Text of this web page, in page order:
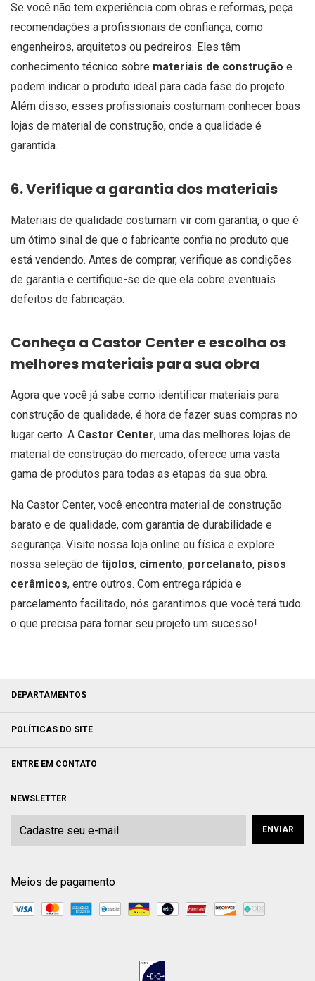
Se você não tem experiência com obras e reformas, peça
recomendações a profissionais de confiança, como
engenheiros, arquitetos ou pedreiros. Eles têm
conhecimento técnico sobre materiais de construção e
podem indicar o produto ideal para cada fase do projeto.
Além disso, esses profissionais costumam conhecer boas
lojas de material de construção, onde a qualidade é
garantida.
6. Verifique a garantia dos materiais
Materiais de qualidade costumam vir com garantia, o que é
um ótimo sinal de que o fabricante confia no produto que
está vendendo. Antes de comprar, verifique as condições
de garantia e certifique-se de que ela cobre eventuais
defeitos de fabricação.
Conheça a Castor Center e escolha os
melhores materiais para sua obra
Agora que você já sabe como identificar materiais para
construção de qualidade, é hora de fazer suas compras no
lugar certo. A Castor Center, uma das melhores lojas de
material de construção do mercado, oferece uma vasta
gama de produtos para todas as etapas da sua obra.
Na Castor Center, você encontra material de construção
barato e de qualidade, com garantia de durabilidade e
segurança. Visite nossa loja online ou física e explore
nossa seleção de tijolos, cimento, porcelanato, pisos
cerâmicos, entre outros. Com entrega rápida e
parcelamento facilitado, nós garantimos que você terá tudo
o que precisa para tornar seu projeto um sucesso!
DEPARTAMENTOS
POLÍTICAS DO SITE
ENTRE EM CONTATO
NEWSLETTER
Meios de pagamento